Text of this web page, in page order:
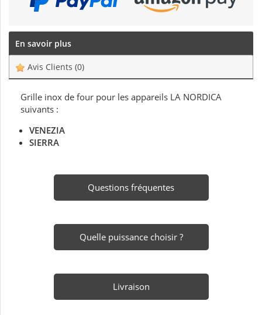
En savoir plus
Avis Clients (0)
Grille inox de four pour les appareils LA NORDICA
suivants :
VENEZIA
SIERRA
Questions fréquentes
Quelle puissance choisir ?
Livraison